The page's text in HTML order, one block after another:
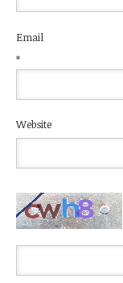
Email
*
Website